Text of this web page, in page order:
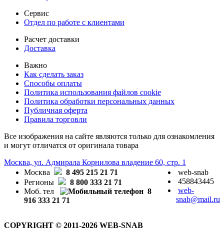
Сервис
Отдел по работе с клиентами
Расчет доставки
Доставка
Важно
Как сделать заказ
Способы оплаты
Политика использования файлов cookie
Политика обработки персональных данных
Публичная оферта
Правила торговли
Все изображения на сайте являются только для ознакомления
и могут отличатся от оригинала товара
Москва, ул. Адмирала Корнилова владение 60, стр. 1
Москва
8 495 215 21 71
Регионы
8 800 333 21 71
Моб. тел
8
916 333 21 71
web-snab
458843445
web-
snab@mail.ru
COPYRIGHT © 2011-2026 WEB-SNAB